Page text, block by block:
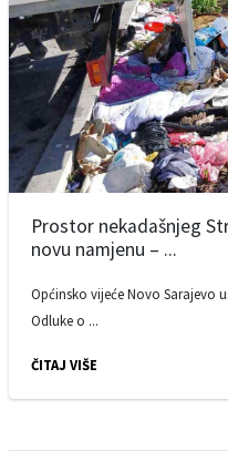
Prostor nekadašnjeg
novu namjenu – ...
Općinsko vijeće Novo Sarajevo
Odluke o ...
ČITAJ VIŠE